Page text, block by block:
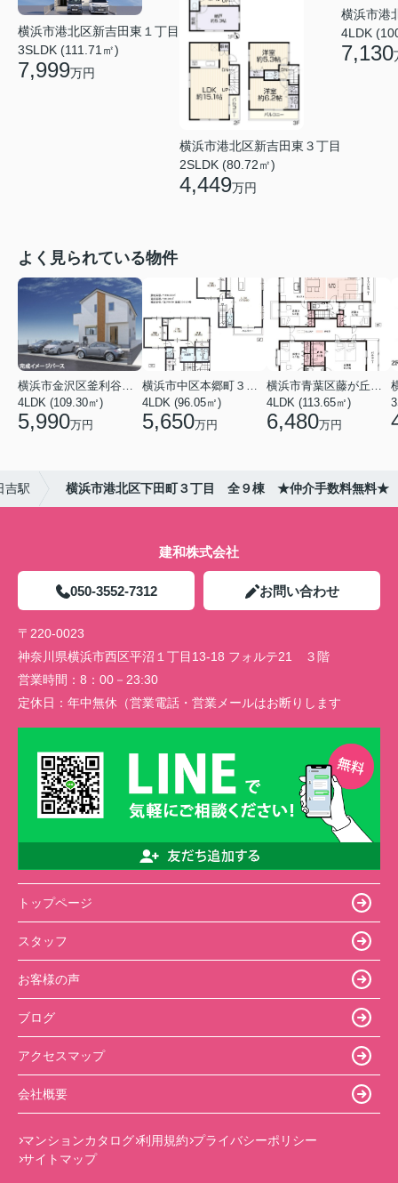
横浜市港北区新吉田東１丁目
3SLDK (111.71㎡)
7,999万円
横浜市港北区新吉田東３丁目
2SLDK (80.72㎡)
4,449万円
横浜市港
4LDK
7,130
よく見られている物件
4LDK (109.30㎡)
5,990万円
4LDK (96.05㎡)
5,650万円
4LDK (113.65㎡)
6,480万円
吉駅 横浜市港北区下田町３丁目 全９棟 ★仲介手数料無料★
建和株式会社
050-3552-7312 お問い合わせ
〒220-0023
神奈川県横浜市西区平沼１丁目13-18 フォルテ21 ３階
営業時間： 8：00－23:30
定休日： 年中無休（営業電話・営業メールはお断りします
トップページ
スタッフ
お客様の声
ブログ
アクセスマップ
会社概要
マンションカタログ 利用規約 プライバシーポリシー
サイトマップ